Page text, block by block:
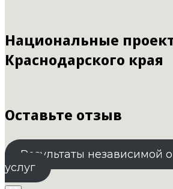
Национальные
Краснодарского края
Оставьте отзыв
Результаты независимой
услуг